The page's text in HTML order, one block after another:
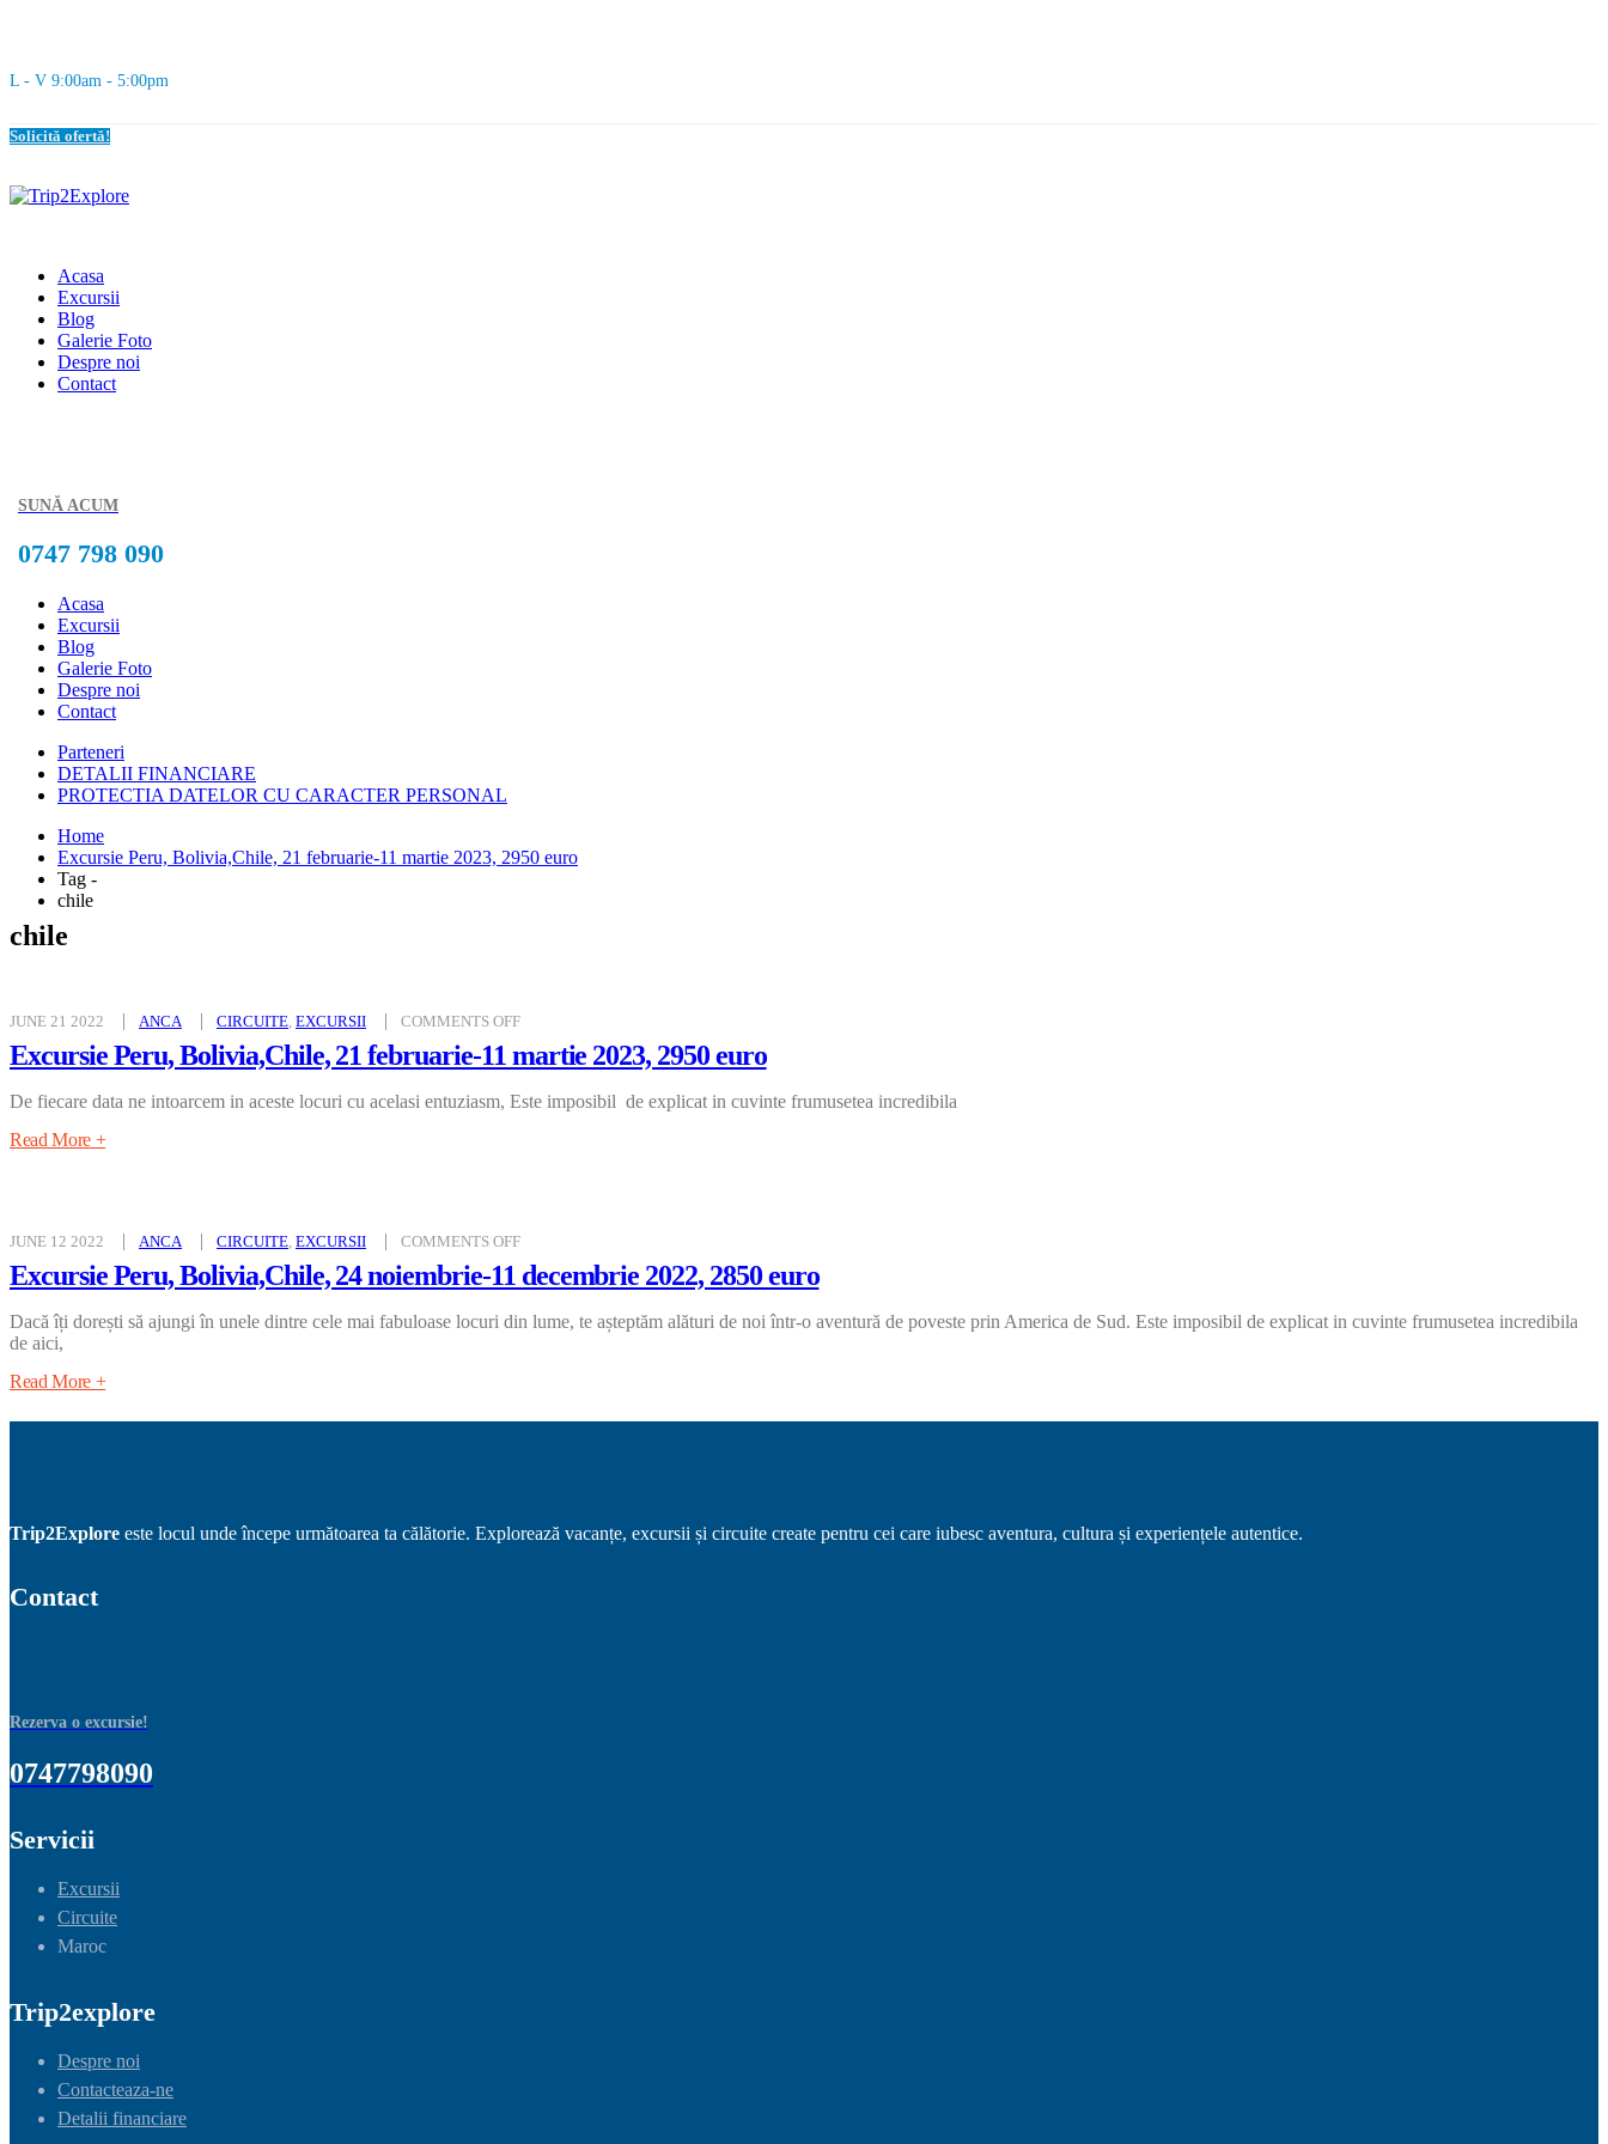
L - V 9:00am - 5:00pm
Solicită ofertă!
Acasa
Excursii
Blog
Galerie Foto
Despre noi
Contact
SUNĂ ACUM
0747 798 090
Acasa
Excursii
Blog
Galerie Foto
Despre noi
Contact
Parteneri
DETALII FINANCIARE
PROTECTIA DATELOR CU CARACTER PERSONAL
Home
Excursie Peru, Bolivia,Chile, 21 februarie-11 martie 2023, 2950 euro
Tag -
chile
chile
JUNE 21 2022 ANCA CIRCUITE, EXCURSII COMMENTS OFFON
BOLIVIA,CHILE,
21
11
MARTIE
Excursie Peru, Bolivia,Chile, 21 februarie-11 martie 2023, 2950 euro
De fiecare data ne intoarcem in aceste locuri cu acelasi entuziasm, Este imposibil de explicat in cuvinte frumusetea incredibila
Read More +
JUNE 12 2022 ANCA CIRCUITE, EXCURSII COMMENTS OFFON
PERU,
BOLIVIA,CHILE,
24
11
DECEMBRIE
Excursie Peru, Bolivia,Chile, 24 noiembrie-11 decembrie 2022, 2850 euro
Dacă îți dorești să ajungi în unele dintre cele mai fabuloase locuri din lume, te așteptăm alături de noi într-o aventură de poveste prin America de Sud. Este imposibil de explicat in cuvinte frumusetea incredibila
de aici,
Read More +
Trip2Explore este locul unde începe următoarea ta călătorie. Explorează vacanțe, excursii și circuite create pentru cei care iubesc aventura, cultura și experiențele autentice.
Contact
Rezerva o excursie!
0747798090
Servicii
Excursii
Circuite
Maroc
Trip2explore
Despre noi
Contacteaza-ne
Detalii financiare